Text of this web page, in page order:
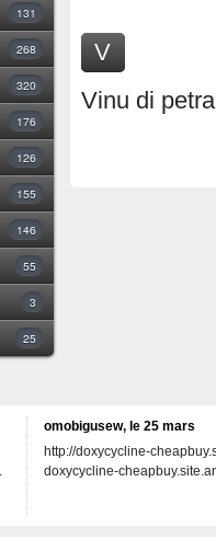
131
268
320
176
126
155
146
55
3
25
V
Vinu di
omobigusew, le 25 mars
http://doxycycline-
doxycycline-